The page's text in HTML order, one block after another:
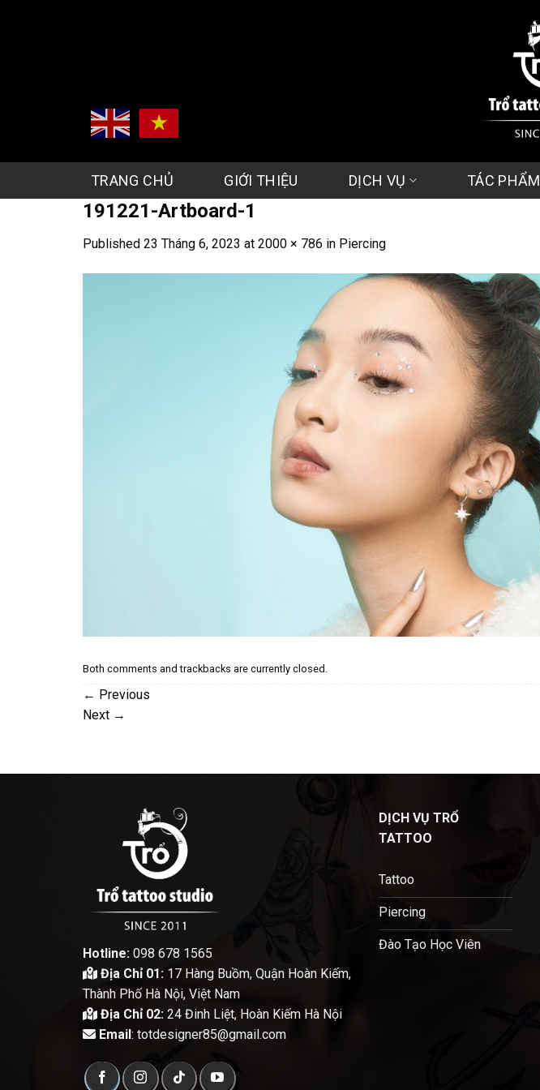
TRANG CHỦ GIỚI THIỆU DỊCH VỤ TÁC PHẨM
191221-Artboard-1
Published 23 Tháng 6, 2023 at 2000 × 786 in Piercing
Both comments and trackbacks are currently closed.
← Previous
Next →
Hotline: 098 678 1565
Địa Chỉ 01: 17 Hàng Buồm, Quận Hoàn Kiếm,
Thành Phố Hà Nội, Việt Nam
Địa Chỉ 02: 24 Đinh Liệt, Hoàn Kiếm Hà Nội
Email: totdesigner85@gmail.com
DỊCH VỤ TRỔ
TATTOO
Tattoo
Piercing
Đào Tạo Học Viên